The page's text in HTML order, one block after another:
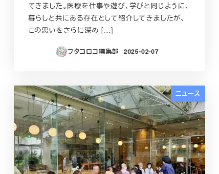
てきました。医療を仕事や遊び、学びと同じように、
暮らしと共にある存在として紹介してきましたが、
この思いをさらに深め […]
フタコロコ編集部
投稿日
2025-02-07
ニュース